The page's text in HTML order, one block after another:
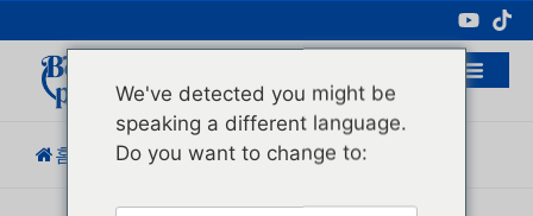
전문 화장품 포장 제조업체
홈 블로그 / 제품 지식 / 몇 방울...
We've detected you might be
speaking a different language.
Do you want to change to: